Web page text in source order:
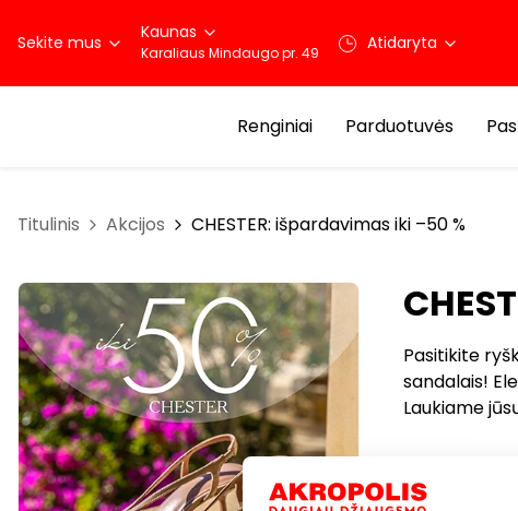
Sekite mus Kaunas
Karaliaus Mindaugo pr. 49 Atidaryta
Renginiai Parduotuvės
Titulinis Akcijos CHESTER: išpardavimas iki –50 %
Pasitikite
sandalais!
Laukiame